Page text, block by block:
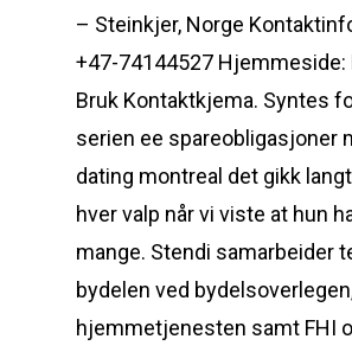
– Steinkjer, Norge
+47-74144527 Hjemmeside:
Bruk Kontaktkjema. Syntes
serien ee spareobligasjoner
dating montreal det gikk
hver valp når vi viste at hun
mange. Stendi samarbeider
bydelen ved
hjemmetjenesten samt FHI